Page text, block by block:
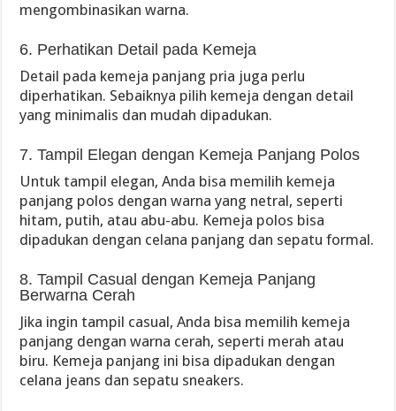
mengombinasikan warna.
6. Perhatikan Detail pada Kemeja
Detail pada kemeja panjang pria juga perlu
diperhatikan. Sebaiknya pilih kemeja dengan detail
yang minimalis dan mudah dipadukan.
7. Tampil Elegan dengan Kemeja Panjang Polos
Untuk tampil elegan, Anda bisa memilih kemeja
panjang polos dengan warna yang netral, seperti
hitam, putih, atau abu-abu. Kemeja polos bisa
dipadukan dengan celana panjang dan sepatu formal.
8. Tampil Casual dengan Kemeja Panjang
Berwarna Cerah
Jika ingin tampil casual, Anda bisa memilih kemeja
panjang dengan warna cerah, seperti merah atau
biru. Kemeja panjang ini bisa dipadukan dengan
celana jeans dan sepatu sneakers.